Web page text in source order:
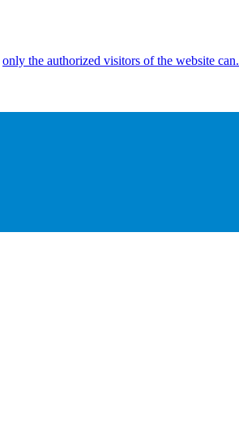
only the authorized visitors of the website can.